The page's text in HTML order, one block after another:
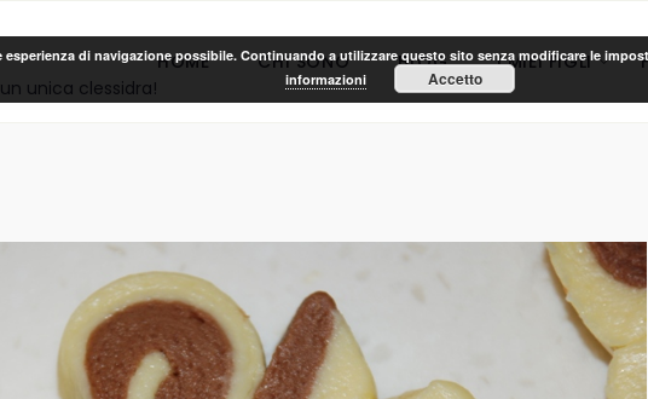
unica clessidra!
HOME CHI SONO BLOG I MIEI FIGLI
di navigazione possibile. Continuando a utilizzare questo sito senza modificare le
informazioni
Accetto